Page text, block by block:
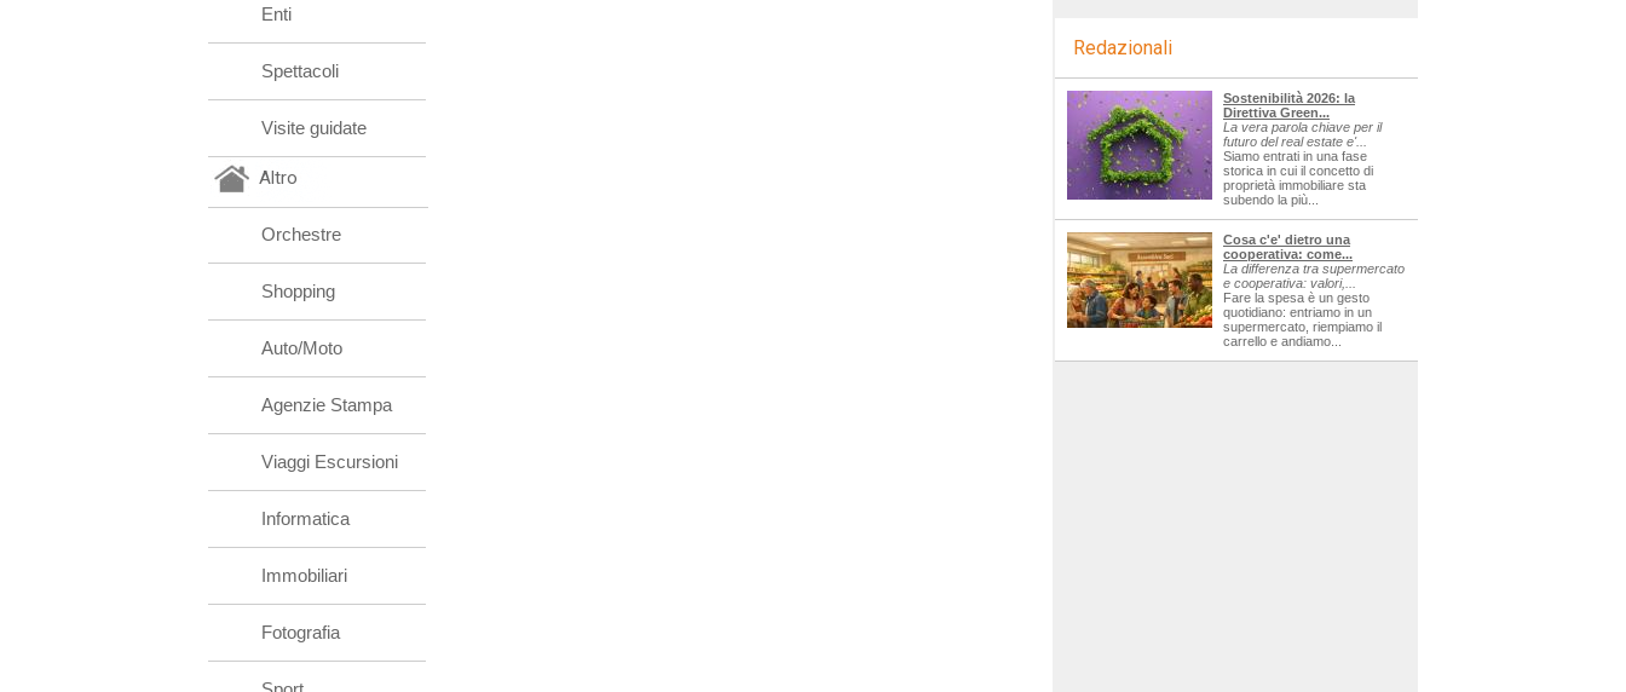
Enti
Spettacoli
Visite guidate
Altro
Orchestre
Shopping
Auto/Moto
Agenzie Stampa
Viaggi Escursioni
Informatica
Immobiliari
Fotografia
Redazionali
Sostenibilità 2026: la
Direttiva Green...
La vera parola chiave per il
futuro del real estate e'...
Siamo entrati in una fase
storica in cui il concetto di
proprietà immobiliare sta
subendo la più...
Cosa c'e' dietro una
cooperativa: come...
La differenza tra supermercato
e cooperativa: valori,...
Fare la spesa è un gesto
quotidiano: entriamo in un
supermercato, riempiamo il
carrello e andiamo...